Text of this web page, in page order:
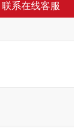
联系在线客服